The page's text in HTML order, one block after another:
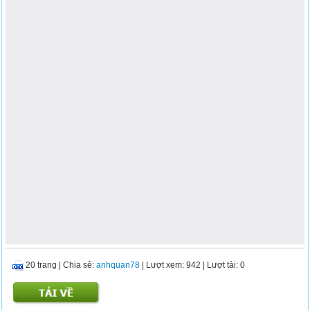
20 trang |Chia sẻ:anhquan78 | Lượt xem: 942 | Lượt tải: 0